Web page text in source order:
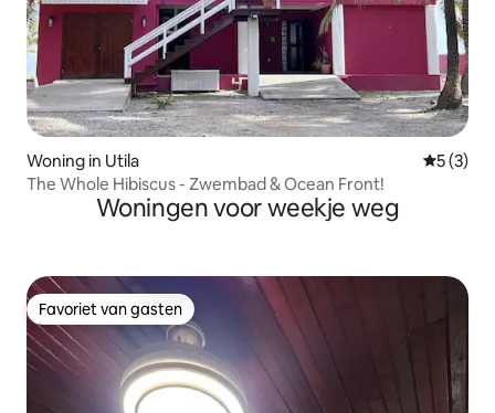
Woning in Utila
5 (3)
The Whole Hibiscus - Zwembad & Ocean Front!
Woningen voor weekje weg
Favoriet van gasten
Favoriet van gasten